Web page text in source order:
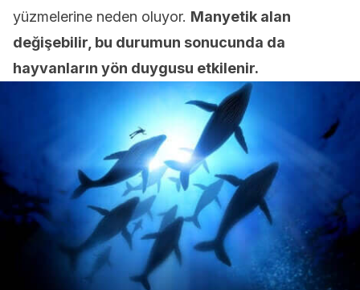
yüzmelerine neden oluyor. Manyetik alan
değişebilir, bu durumun sonucunda da
hayvanların yön duygusu etkilenir.